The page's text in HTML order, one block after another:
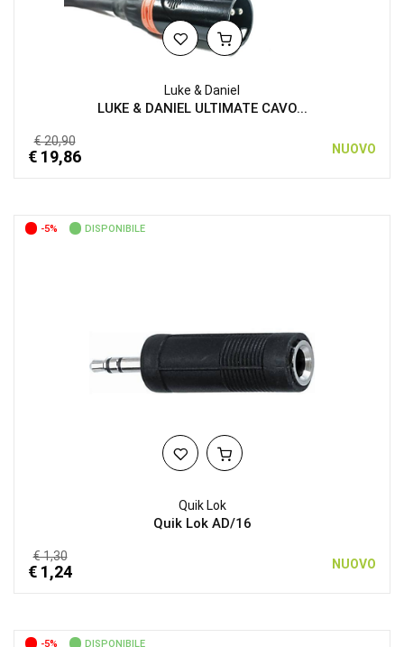
Luke & Daniel
LUKE & DANIEL ULTIMATE CAVO...
€ 20,90
€ 19,86 NUOVO
-5% DISPONIBILE
Quik Lok
Quik Lok AD/16
€ 1,30
€ 1,24 NUOVO
-5% DISPONIBILE